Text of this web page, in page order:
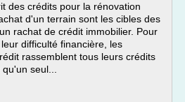
des crédits pour la rénovation
d'un terrain sont les cibles des
rachat de crédit immobilier. Pour
difficulté financière, les
rassemblent tous leurs crédits
seul...